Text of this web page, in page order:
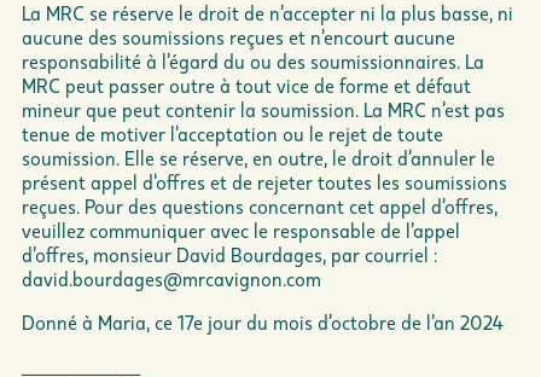
La MRC se réserve le droit de n’accepter ni la plus basse, ni
aucune des soumissions reçues et n’encourt aucune
responsabilité à l’égard du ou des soumissionnaires. La
MRC peut passer outre à tout vice de forme et défaut
mineur que peut contenir la soumission. La MRC n’est pas
tenue de motiver l’acceptation ou le rejet de toute
soumission. Elle se réserve, en outre, le droit d’annuler le
présent appel d’offres et de rejeter toutes les soumissions
reçues. Pour des questions concernant cet appel d’offres,
veuillez communiquer avec le responsable de l’appel
d’offres, monsieur David Bourdages, par courriel :
david.bourdages@mrcavignon.com
Donné à Maria, ce 17e jour du mois d’octobre de l’an 2024